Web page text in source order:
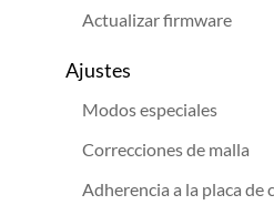
Actualizar firmware
Ajustes
Modos especiales
Correcciones de malla
Adherencia a la placa de